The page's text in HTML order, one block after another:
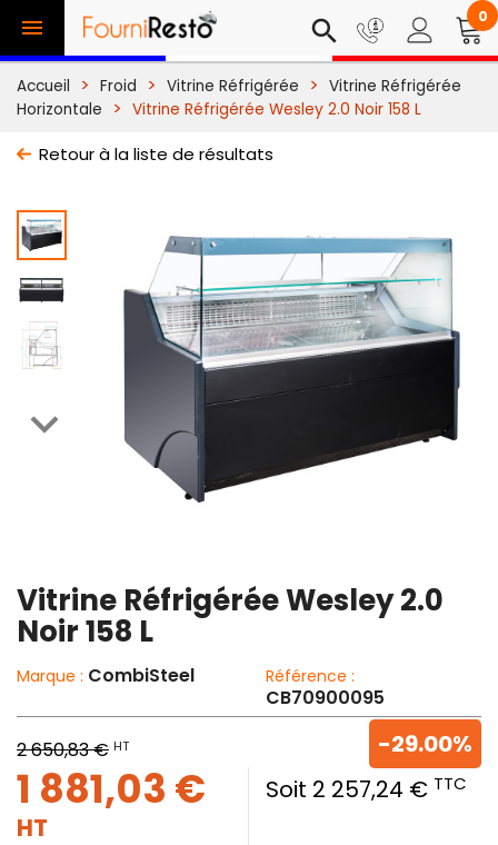
 search 0
Accueil Froid Vitrine Réfrigérée
Vitrine Réfrigérée
Horizontale
Vitrine Réfrigérée Wesley 2.0 Noir 158 L
Retour à la liste de résultats

Vitrine Réfrigérée Wesley 2.0
Noir 158 L
Marque : CombiSteel Référence :
CB70900095
2 650,83 € HT
1 881,03 €
HT
Soit 2 257,24 € TTC
-29.00%